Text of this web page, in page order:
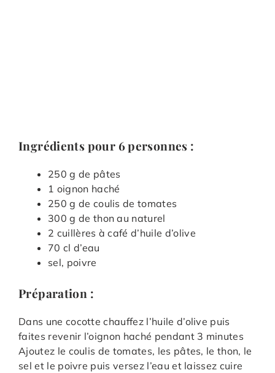
Ingrédients pour 6 personnes :
250 g de pâtes
1 oignon haché
250 g de coulis de tomates
300 g de thon au naturel
2 cuillères à café d’huile d’olive
70 cl d’eau
sel, poivre
Préparation :
Dans une cocotte chauffez l’huile d’olive puis
faites revenir l’oignon haché pendant 3 minutes
Ajoutez le coulis de tomates, les pâtes, le thon, le
sel et le poivre puis versez l’eau et laissez cuire